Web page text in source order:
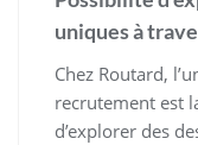
uniques à
Chez Routard,
recrutement est
d’explorer des